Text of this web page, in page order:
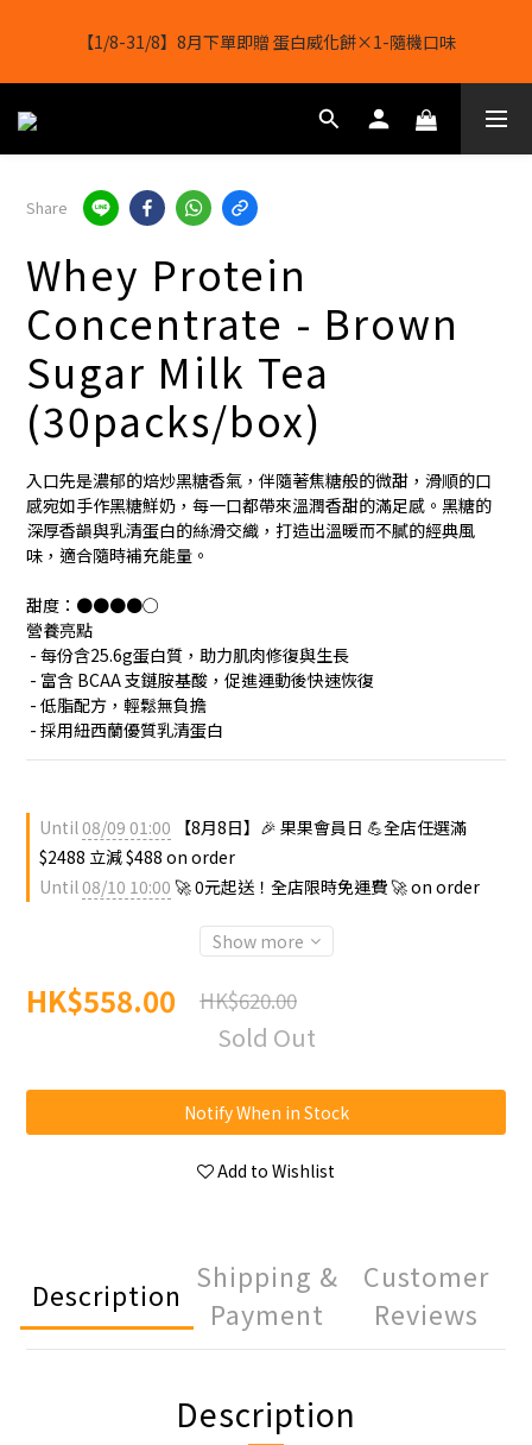
Share
Whey Protein
Concentrate - Brown
Sugar Milk Tea
(30packs/box)
入口先是濃郁的焙炒黑糖香氣，伴隨著焦糖般的微甜，滑順的口
感宛如手作黑糖鮮奶，每一口都帶來溫潤香甜的滿足感。黑糖的
深厚香韻與乳清蛋白的絲滑交織，打造出溫暖而不膩的經典風
味，適合隨時補充能量。
甜度：●●●●○
營養亮點
- 每份含25.6g蛋白質，助力肌肉修復與生長
- 富含 BCAA 支鏈胺基酸，促進運動後快速恢復
- 低脂配方，輕鬆無負擔
- 採用紐西蘭優質乳清蛋白
Until08/09 01:00 【8月8日】🎉 果果會員日 💪全店任選滿
$2488 立減 $488 on order
Until08/10 10:00 🚀 0元起送！全店限時免運費 🚀 on order
Show more
HK$558.00 HK$620.00
Sold Out
Notify When in Stock
Add to Wishlist
Description
Shipping &
Payment
Customer
Reviews
Description